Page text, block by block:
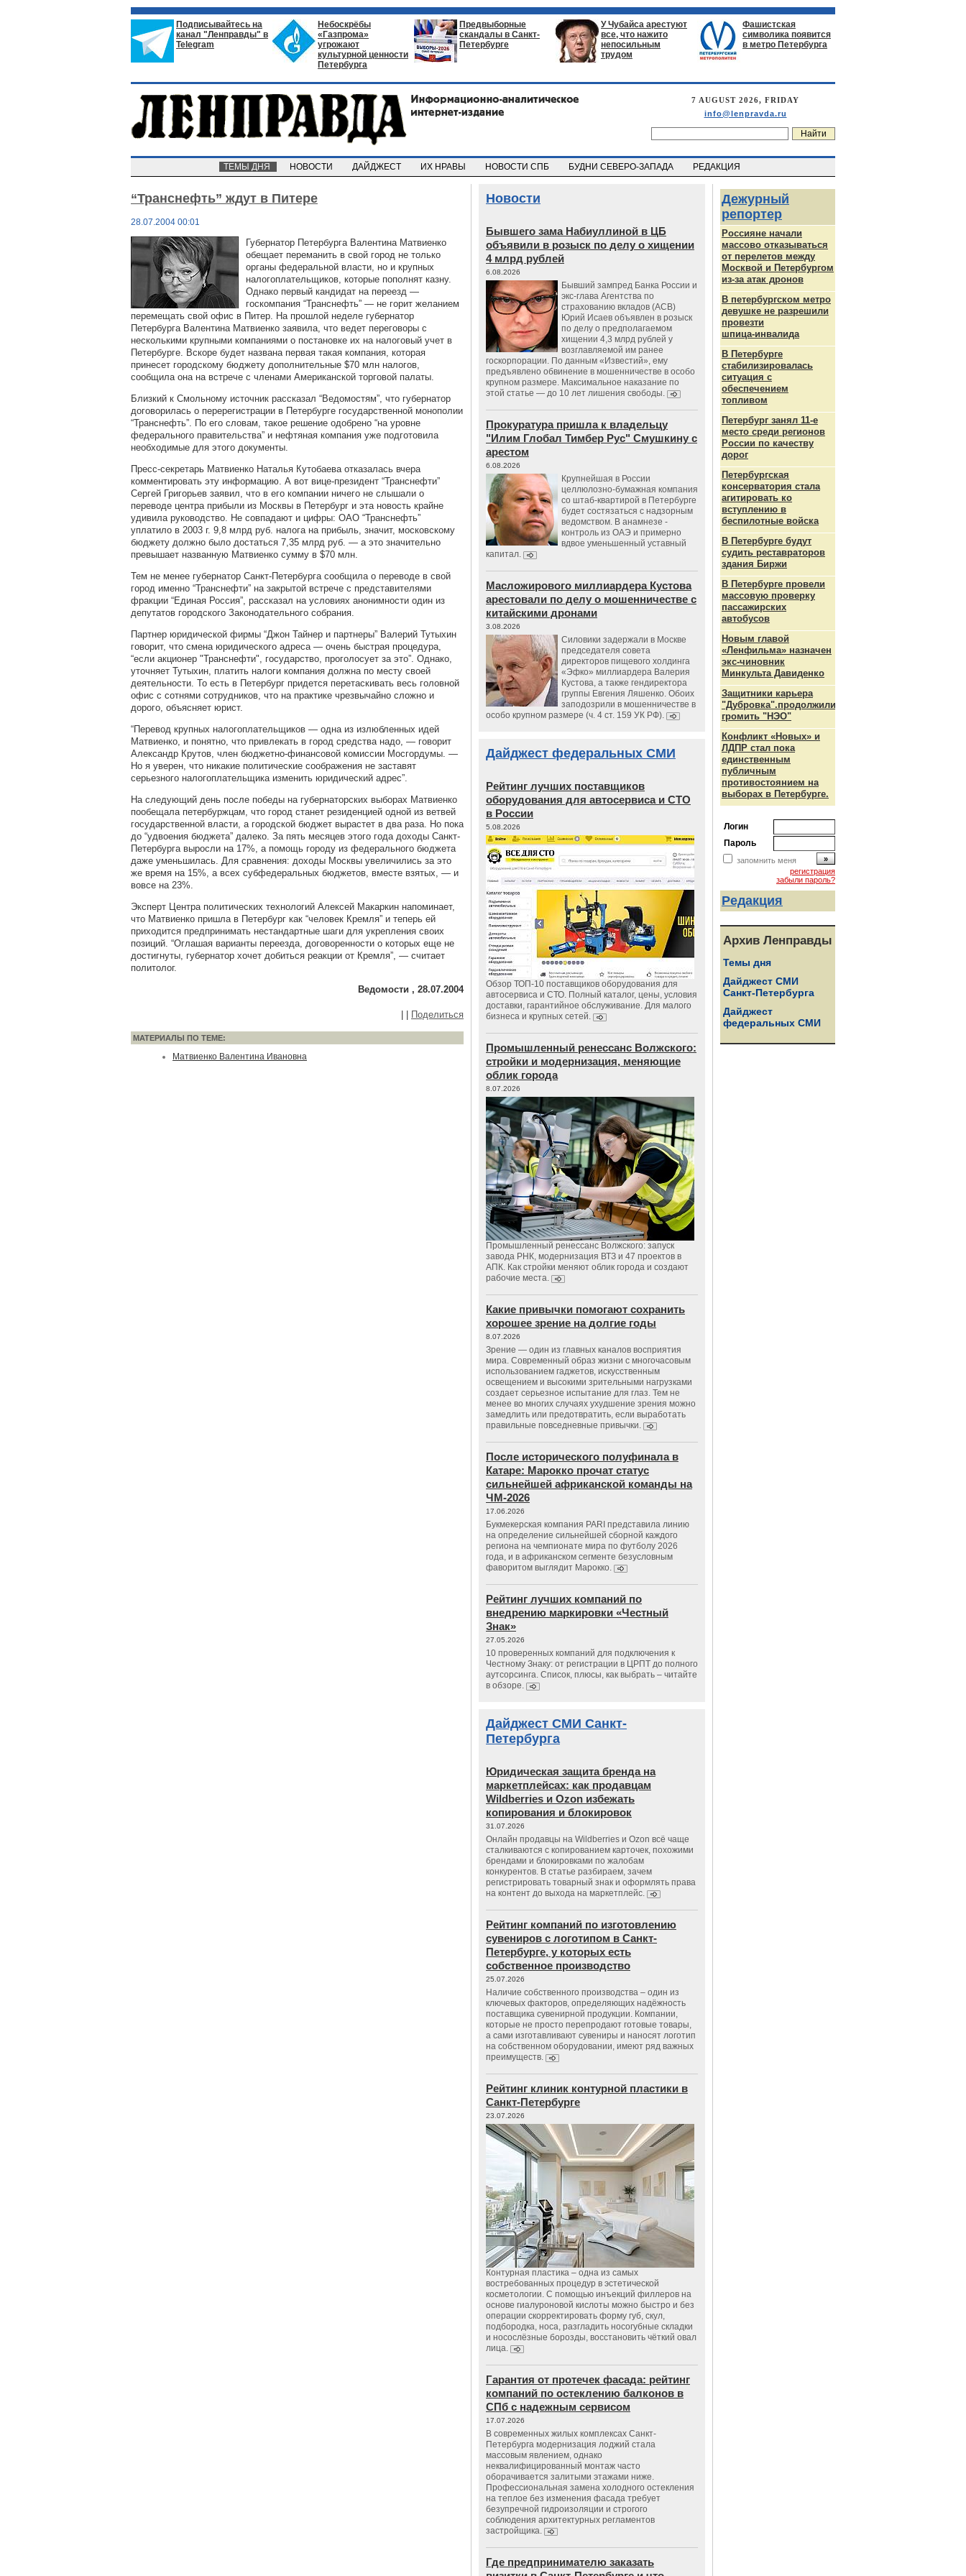
Подписывайтесь на
канал "Ленправды" в
Telegram
Небоскрёбы
«Газпрома»
угрожают
культурной ценности
Петербурга
Предвыборные
скандалы в Санкт-
Петербурге
У Чубайса арестуют
все, что нажито
непосильным
трудом
Фашистская
символика появится
в метро Петербурга
7 AUGUST 2026, FRIDAY
info@lenpravda.ru
ТЕМЫ ДНЯ НОВОСТИ ДАЙДЖЕСТ ИХ НРАВЫ НОВОСТИ СПБ БУДНИ СЕВЕРО-ЗАПАДА РЕДАКЦИЯ
“Транснефть” ждут в Питере
28.07.2004 00:01
Губернатор Петербурга Валентина Матвиенко
обещает переманить в свой город не только
органы федеральной власти, но и крупных
налогоплательщиков, которые пополнят казну.
Однако первый кандидат на переезд —
госкомпания “Транснефть” — не горит желанием
перемещать свой офис в Питер. На прошлой неделе губернатор
Петербурга Валентина Матвиенко заявила, что ведет переговоры с
несколькими крупными компаниями о постановке их на налоговый учет в
Петербурге. Вскоре будет названа первая такая компания, которая
принесет городскому бюджету дополнительные $70 млн налогов,
сообщила она на встрече с членами Американской торговой палаты.
Близкий к Смольному источник рассказал “Ведомостям”, что губернатор
договорилась о перерегистрации в Петербурге государственной монополии
“Транснефть”. По его словам, такое решение одобрено “на уровне
федерального правительства” и нефтяная компания уже подготовила
необходимые для этого документы.
Пресс-секретарь Матвиенко Наталья Кутобаева отказалась вчера
комментировать эту информацию. А вот вице-президент “Транснефти”
Сергей Григорьев заявил, что в его компании ничего не слышали о
переводе центра прибыли из Москвы в Петербург и эта новость крайне
удивила руководство. Не совпадают и цифры: ОАО “Транснефть”
уплатило в 2003 г. 9,8 млрд руб. налога на прибыль, значит, московскому
бюджету должно было достаться 7,35 млрд руб. — а это значительно
превышает названную Матвиенко сумму в $70 млн.
Тем не менее губернатор Санкт-Петербурга сообщила о переводе в свой
город именно “Транснефти” на закрытой встрече с представителями
фракции “Единая Россия”, рассказал на условиях анонимности один из
депутатов городского Законодательного собрания.
Партнер юридической фирмы “Джон Тайнер и партнеры” Валерий Тутыхин
говорит, что смена юридического адреса — очень быстрая процедура,
“если акционер "Транснефти", государство, проголосует за это”. Однако,
уточняет Тутыхин, платить налоги компания должна по месту своей
деятельности. То есть в Петербург придется перетаскивать весь головной
офис с сотнями сотрудников, что на практике чрезвычайно сложно и
дорого, объясняет юрист.
“Перевод крупных налогоплательщиков — одна из излюбленных идей
Матвиенко, и понятно, что привлекать в город средства надо, — говорит
Александр Крутов, член бюджетно-финансовой комиссии Мосгордумы. —
Но я уверен, что никакие политические соображения не заставят
серьезного налогоплательщика изменить юридический адрес”.
На следующий день после победы на губернаторских выборах Матвиенко
пообещала петербуржцам, что город станет резиденцией одной из ветвей
государственной власти, а городской бюджет вырастет в два раза. Но пока
до “удвоения бюджета” далеко. За пять месяцев этого года доходы Санкт-
Петербурга выросли на 17%, а помощь городу из федерального бюджета
даже уменьшилась. Для сравнения: доходы Москвы увеличились за это
же время на 15%, а всех субфедеральных бюджетов, вместе взятых, — и
вовсе на 23%.
Эксперт Центра политических технологий Алексей Макаркин напоминает,
что Матвиенко пришла в Петербург как “человек Кремля” и теперь ей
приходится предпринимать нестандартные шаги для укрепления своих
позиций. “Оглашая варианты переезда, договоренности о которых еще не
достигнуты, губернатор хочет добиться реакции от Кремля”, — считает
политолог.
Ведомости , 28.07.2004
Поделиться
МАТЕРИАЛЫ ПО ТЕМЕ:
Матвиенко Валентина Ивановна
Новости
Бывшего зама Набиуллиной в ЦБ
объявили в розыск по делу о хищении
4 млрд рублей
6.08.2026
Бывший зампред Банка России и
экс-глава Агентства по
страхованию вкладов (АСВ)
Юрий Исаев объявлен в розыск
по делу о предполагаемом
хищении 4,3 млрд рублей у
возглавляемой им ранее
госкорпорации. По данным «Известий», ему
предъявлено обвинение в мошенничестве в особо
крупном размере. Максимальное наказание по
этой статье — до 10 лет лишения свободы.
Прокуратура пришла к владельцу
"Илим Глобал Тимбер Рус" Смушкину с
арестом
6.08.2026
Крупнейшая в России
целлюлозно-бумажная компания
со штаб-квартирой в Петербурге
будет состязаться с надзорным
ведомством. В анамнезе -
контроль из ОАЭ и примерно
вдвое уменьшенный уставный
капитал.
Масложирового миллиардера Кустова
арестовали по делу о мошенничестве с
китайскими дронами
3.08.2026
Силовики задержали в Москве
председателя совета
директоров пищевого холдинга
«Эфко» миллиардера Валерия
Кустова, а также гендиректора
группы Евгения Ляшенко. Обоих
заподозрили в мошенничестве в
особо крупном размере (ч. 4 ст. 159 УК РФ).
Дайджест федеральных СМИ
Рейтинг лучших поставщиков
оборудования для автосервиса и СТО
в России
5.08.2026
Обзор ТОП-10 поставщиков оборудования для
автосервиса и СТО. Полный каталог, цены, условия
доставки, гарантийное обслуживание. Для малого
бизнеса и крупных сетей.
Промышленный ренессанс Волжского:
стройки и модернизация, меняющие
облик города
8.07.2026
Промышленный ренессанс Волжского: запуск
завода РНК, модернизация ВТЗ и 47 проектов в
АПК. Как стройки меняют облик города и создают
рабочие места.
Какие привычки помогают сохранить
хорошее зрение на долгие годы
8.07.2026
Зрение — один из главных каналов восприятия
мира. Современный образ жизни с многочасовым
использованием гаджетов, искусственным
освещением и высокими зрительными нагрузками
создает серьезное испытание для глаз. Тем не
менее во многих случаях ухудшение зрения можно
замедлить или предотвратить, если выработать
правильные повседневные привычки.
После исторического полуфинала в
Катаре: Марокко прочат статус
сильнейшей африканской команды на
ЧМ-2026
17.06.2026
Букмекерская компания PARI представила линию
на определение сильнейшей сборной каждого
региона на чемпионате мира по футболу 2026
года, и в африканском сегменте безусловным
фаворитом выглядит Марокко.
Рейтинг лучших компаний по
внедрению маркировки «Честный
Знак»
27.05.2026
10 проверенных компаний для подключения к
Честному Знаку: от регистрации в ЦРПТ до полного
аутсорсинга. Список, плюсы, как выбрать – читайте
в обзоре.
Дайджест СМИ Санкт-
Петербурга
Юридическая защита бренда на
маркетплейсах: как продавцам
Wildberries и Ozon избежать
копирования и блокировок
31.07.2026
Онлайн продавцы на Wildberries и Ozon всё чаще
сталкиваются с копированием карточек, похожими
брендами и блокировками по жалобам
конкурентов. В статье разбираем, зачем
регистрировать товарный знак и оформлять права
на контент до выхода на маркетплейс.
Рейтинг компаний по изготовлению
сувениров с логотипом в Санкт-
Петербурге, у которых есть
собственное производство
25.07.2026
Наличие собственного производства – один из
ключевых факторов, определяющих надёжность
поставщика сувенирной продукции. Компании,
которые не просто перепродают готовые товары,
а сами изготавливают сувениры и наносят логотип
на собственном оборудовании, имеют ряд важных
преимуществ.
Рейтинг клиник контурной пластики в
Санкт-Петербурге
23.07.2026
Контурная пластика – одна из самых
востребованных процедур в эстетической
косметологии. С помощью инъекций филлеров на
основе гиалуроновой кислоты можно быстро и без
операции скорректировать форму губ, скул,
подбородка, носа, разгладить носогубные складки
и носослёзные борозды, восстановить чёткий овал
лица.
Гарантия от протечек фасада: рейтинг
компаний по остеклению балконов в
СПб с надежным сервисом
17.07.2026
В современных жилых комплексах Санкт-
Петербурга модернизация лоджий стала
массовым явлением, однако
неквалифицированный монтаж часто
оборачивается залитыми этажами ниже.
Профессиональная замена холодного остекления
на теплое без изменения фасада требует
безупречной гидроизоляции и строгого
соблюдения архитектурных регламентов
застройщика.
Где предпринимателю заказать
Дежурный
репортер
Россияне начали
массово отказываться
от перелетов между
Москвой и Петербургом
из-за атак дронов
В петербургском метро
девушке не разрешили
провезти
шпица‑инвалида
В Петербурге
стабилизировалась
ситуация с
обеспечением
топливом
Петербург занял 11-е
место среди регионов
России по качеству
дорог
Петербургская
консерватория стала
агитировать ко
вступлению в
беспилотные войска
В Петербурге будут
судить реставраторов
здания Биржи
В Петербурге провели
массовую проверку
пассажирских
автобусов
Новым главой
«Ленфильма» назначен
экс-чиновник
Минкульта Давиденко
Защитники карьера
"Дубровка".продолжили
громить "НЭО"
Конфликт «Новых» и
ЛДПР стал пока
единственным
публичным
противостоянием на
выборах в Петербурге.
Логин
Пароль
запомнить меня
регистрация
забыли пароль?
Редакция
Архив Ленправды
Темы дня
Дайджест СМИ
Санкт-Петербурга
Дайджест
федеральных СМИ